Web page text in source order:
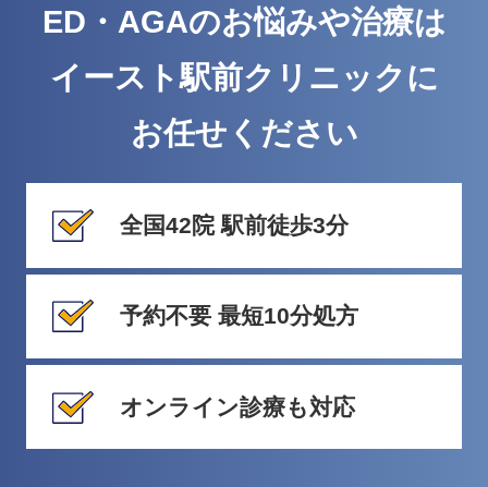
ED・AGAのお悩みや治療は
イースト駅前クリニックに
お任せください
全国42院 駅前徒歩3分
予約不要 最短10分処方
オンライン診療も対応